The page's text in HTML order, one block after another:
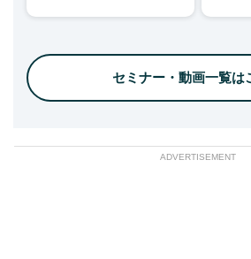
セミナー・動画一覧は
ADVERTISEMENT